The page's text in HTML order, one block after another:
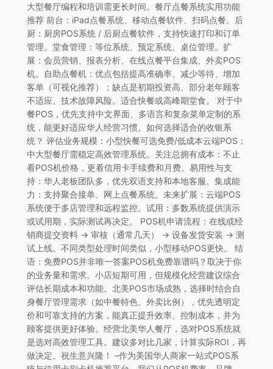
大型餐厅编程和培训需更长时间。餐厅点餐系统实用功能
推荐 前台：iPad点餐系统、移动点餐软件、扫码点餐。后
厨：厨房POS系统 / 后厨点餐软件，支持快速打印和订单
管理。堂食管理：等位系统、预定系统、桌位管理。扩
展：会员营销、报表分析、在线点餐平台集成、外卖POS
机。自助点餐机：优点包括提高准确率、减少等待、增加
客单（可视化推荐）；缺点是初期投资高、部分老年顾客
不适应、技术故障风险。适合快餐或高峰期堂食。 对于中
餐POS，优先支持中文界面、多语言和复杂菜单定制的系
统，能更好适应华人经营习惯。如何选择适合的收银系
统？ 评估业务规模：小型快餐可选免费/低成本云端POS；
中大型餐厅需稳定高效管理系统。关注总拥有成本：不止
看POS机价格，更看信用卡手续费和月费。易用性与支
持：华人老板团队多，优先双语支持和本地客服。集成能
力：支持聚合接单、网上点餐系统。未来扩展：云端POS
系统便于多店管理和远程监控。试用：多数系统提供演示
或试用期，实际测试再决定。 POS机申请流程：在线或经
销商提交资料 → 审核（通常几天） → 设备发货安装 → 测
试上线。不同类型处理时间类似，小型移动POS更快。 结
语：免费POS并非唯一答案POS机免费靠谱吗？取决于你
的业务量和需求。小店短期可用，但规模化经营建议综合
评估长期成本和功能。北美POS市场成熟，选择时结合自
身餐厅管理需求（如中餐特色、外卖比例），优先透明定
价和可靠支持的方案，能真正提升效率、控制成本，并为
顾客提供更好体验。经营北美华人餐厅，选对POS系统就
是选对高效管理工具。建议多对比几家，计算实际ROI，再
做决定。祝生意兴隆！ –作为美国华人商家一站式POS系